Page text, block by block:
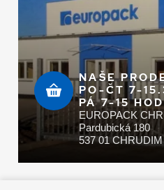
NAŠE
PO-ČT 7-
PÁ 7-15 HOD
EUROPACK
Pardubická 180
537 01